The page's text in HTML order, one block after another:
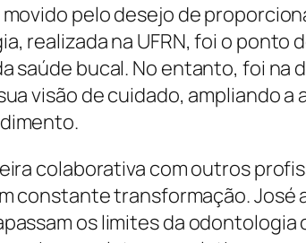
pelo desejo de
realizada na UFRN, foi o ponto
saúde bucal. No entanto, foi na
visão de cuidado, ampliando
colaborativa com outros
constante transformação. José
os limites da odontologia